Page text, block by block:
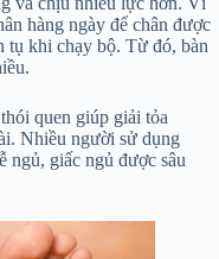
hàng ngày để chân được
tụ khi chạy bộ. Từ đó, bàn
quen giúp giải tỏa
Nhiều người sử dụng
ngủ, giấc ngủ được sâu